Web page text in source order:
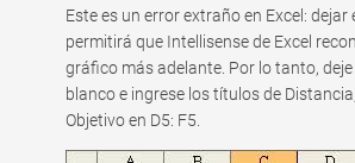
Este es un error extraño en Excel:
permitirá que Intellisense de Excel
gráfico más adelante. Por lo tanto, deje
blanco e ingrese los títulos de
Objetivo en D5: F5.